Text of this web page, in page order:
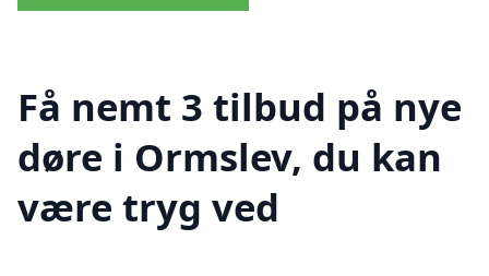
Få nemt 3 tilbud på nye
døre i Ormslev, du kan
være tryg ved